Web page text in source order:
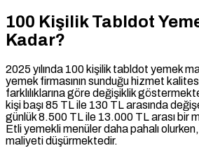
100 Kişilik Tabldot
Kadar?
2025 yılında 100 kişilik tabldot yemek
yemek firmasının sunduğu hizmet
farklılıklarına göre değişiklik
kişi başı 85 TL ile 130 TL arasında
günlük 8.500 TL ile 13.000 TL arası bir
Etli yemekli menüler daha pahalı olurken,
maliyeti düşürmektedir.